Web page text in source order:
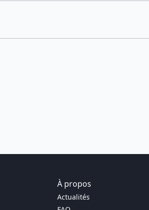
À propos
Actualités